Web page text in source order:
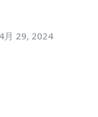
4月 29, 2024